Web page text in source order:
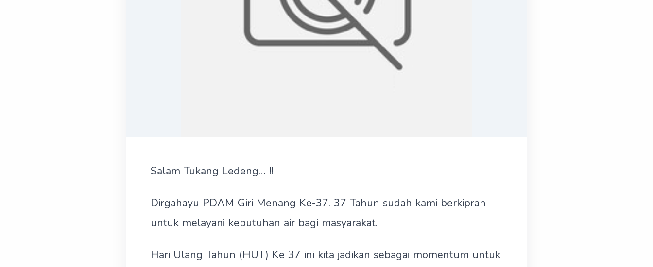
Salam Tukang Ledeng… !!
Dirgahayu PDAM Giri Menang Ke-37. 37 Tahun sudah kami berkiprah
untuk melayani kebutuhan air bagi masyarakat.
Hari Ulang Tahun (HUT) Ke 37 ini kita jadikan sebagai momentum untuk